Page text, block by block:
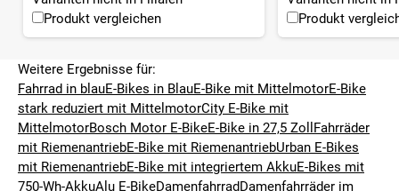
Produkt vergleichen
Produkt
Weitere Ergebnisse für:
Fahrrad in blauE-Bikes in BlauE-Bike mit MittelmotorE-Bike
stark reduziert mit MittelmotorCity E-Bike mit
MittelmotorBosch Motor E-BikeE-Bike in 27,5 Zoll Fahrräder
mit RiemenantriebE-Bike mit RiemenantriebUrban E-Bikes
mit RiemenantriebE-Bike mit integriertem AkkuE-Bikes mit
750-Wh-AkkuAlu E-BikeDamenfahrradDamenfahrräder im